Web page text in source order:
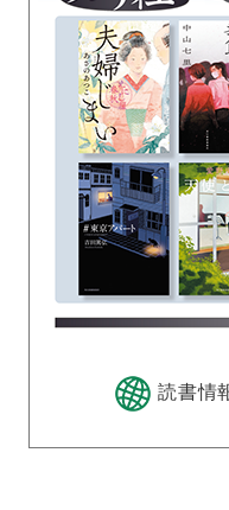
読書情